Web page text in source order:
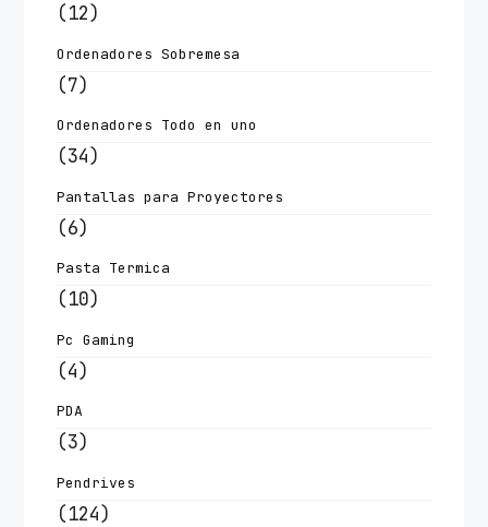
(12)
Ordenadores Sobremesa
(7)
Ordenadores Todo en uno
(34)
Pantallas para Proyectores
(6)
Pasta Termica
(10)
Pc Gaming
(4)
PDA
(3)
Pendrives
(124)